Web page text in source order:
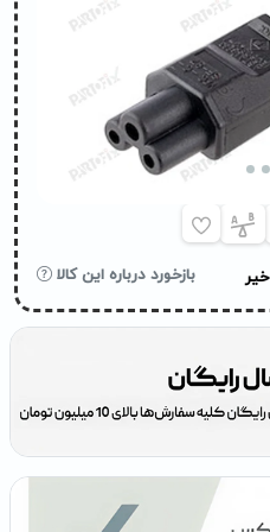
خیر بازخورد درباره این کالا